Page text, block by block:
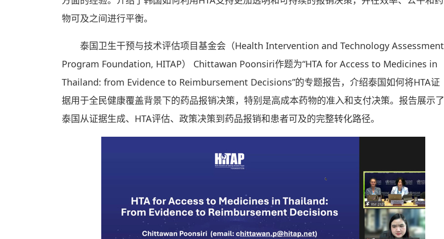
物可及之间进行平衡。
泰国卫生干预与技术评估项目基金会（Health Intervention and Technology Assessment
Program Foundation, HITAP） Chittawan Poonsiri作题为“HTA for Access to Medicines in
Thailand: from Evidence to Reimbursement Decisions”的专题报告，介绍泰国如何将HTA证
据用于全民健康覆盖背景下的药品报销决策，特别是高成本药物的准入和支付决策。报告展示了
泰国从证据生成、HTA评估、政策决策到药品报销和患者可及的完整转化路径。